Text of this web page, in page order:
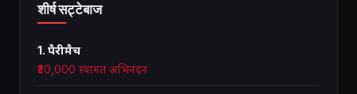
शीर्ष सट्टेबाज
1. पैरीमैच
₹30,000 स्वागत अभिनंदन